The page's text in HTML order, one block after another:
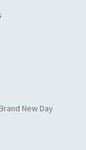
New Day